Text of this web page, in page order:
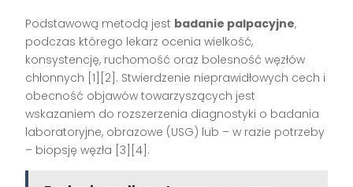
Podstawową metodą jest badanie palpacyjne,
podczas którego lekarz ocenia wielkość,
konsystencję, ruchomość oraz bolesność węzłów
chłonnych [1][2] . Stwierdzenie nieprawidłowych cech i
obecność objawów towarzyszących jest
wskazaniem do rozszerzenia diagnostyki o badania
laboratoryjne, obrazowe (USG) lub – w razie potrzeby
– biopsję węzła [3][4] .